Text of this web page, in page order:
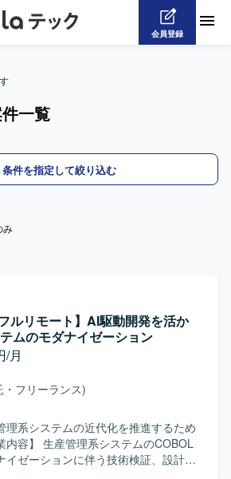
会員登録
一覧
条件を指定して絞り込む
み
ルリモート】AI駆動開発を活か
ムのモダナイゼーション
/月
・フリーランス)
理系システムの近代化を推進するため
イゼーションに伴う技術検証、設計、